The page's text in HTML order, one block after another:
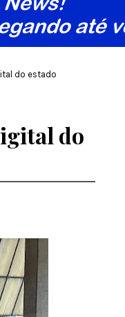
do estado
do